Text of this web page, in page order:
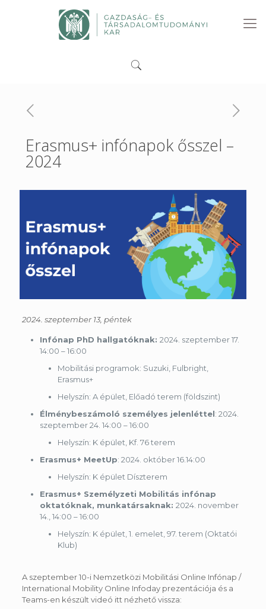
Erasmus+ infónapok ősszel –
2024
2024. szeptember 13, péntek
Infónap PhD hallgatóknak: 2024. szeptember 17.
14:00 – 16:00
Mobilitási programok: Suzuki, Fulbright,
Erasmus+
Helyszín: A épület, Előadó terem (földszint)
Élménybeszámoló személyes jelenléttel: 2024.
szeptember 24. 14:00 – 16:00
Helyszín: K épület, Kf. 76 terem
Erasmus+ MeetUp: 2024. október 16.14:00
Helyszín: K épület Díszterem
Erasmus+ Személyzeti Mobilitás infónap
oktatóknak, munkatársaknak: 2024. november
14., 14:00 – 16:00
Helyszín: K épület, 1. emelet, 97. terem (Oktatói
Klub)
A szeptember 10-i Nemzetközi Mobilitási Online Infónap /
International Mobility Online Infoday prezentációja és a
Teams-en készült videó itt nézhető vissza: